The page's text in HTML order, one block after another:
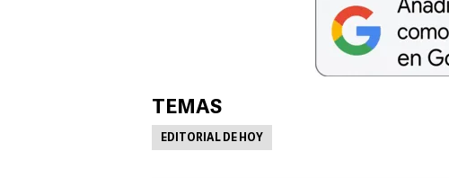
TEMAS
EDITORIAL DE HOY